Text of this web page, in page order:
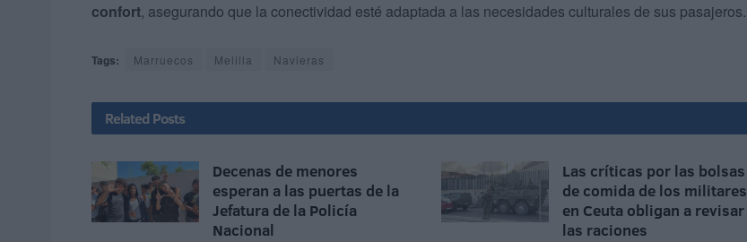
confort, asegurando que la conectividad esté adaptada a las necesidades culturales de sus pasajeros.
Tags: Marruecos Melilla Navieras
Related Posts
Decenas de menores
esperan a las puertas de la
Jefatura de la Policía
Nacional
Las críticas por las bolsas
de comida de los militares
en Ceuta obligan a revisar
las raciones